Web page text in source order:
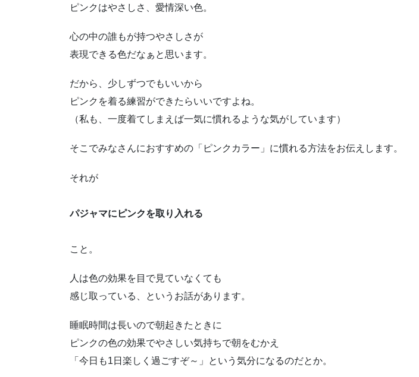
ピンクはやさしさ、愛情深い色。
心の中の誰もが持つやさしさが
表現できる色だなぁと思います。
だから、少しずつでもいいから
ピンクを着る練習ができたらいいですよね。
（私も、一度着てしまえば一気に慣れるような気がしています）
そこでみなさんにおすすめの「ピンクカラー」に慣れる方法をお伝えします。
それが
パジャマにピンクを取り入れる
こと。
人は色の効果を目で見ていなくても
感じ取っている、というお話があります。
睡眠時間は長いので朝起きたときに
ピンクの色の効果でやさしい気持ちで朝をむかえ
「今日も1日楽しく過ごすぞ～」という気分になるのだとか。